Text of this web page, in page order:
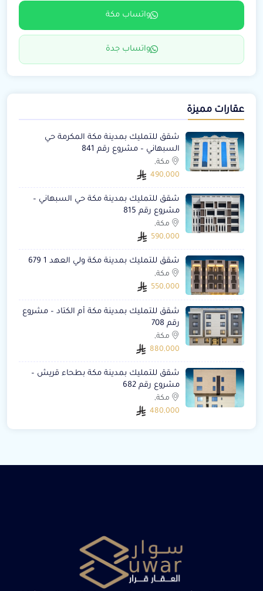
واتساب مكة
واتساب جدة
عقارات مميزة
شقق للتمليك بمدينة مكة المكرمة حي
السبهاني – مشروع رقم 841
مكة,
490,000
شقق للتمليك بمدينة مكة حي السبهاني –
مشروع رقم 815
مكة,
590,000
شقق للتمليك بمدينة مكة ولي العهد 1 679
مكة,
550,000
شقق للتمليك بمدينة مكة أم الكتاد – مشروع
رقم 708
مكة,
880,000
شقق للتمليك بمدينة مكة بطحاء قريش –
مشروع رقم 682
مكة,
480,000